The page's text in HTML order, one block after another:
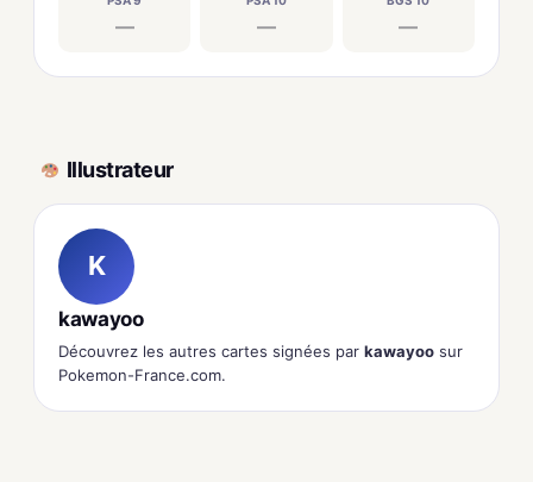
— — —
Illustrateur
K
kawayoo
Découvrez les autres cartes signées par kawayoo sur
Pokemon-France.com.